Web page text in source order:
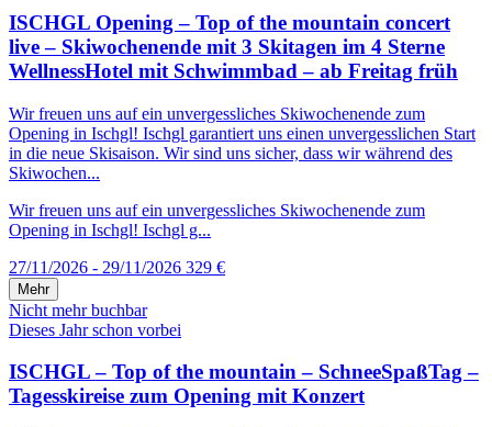
ISCHGL Opening – Top of the mountain concert
live – Skiwochenende mit 3 Skitagen im 4 Sterne
WellnessHotel mit Schwimmbad – ab Freitag früh
Wir freuen uns auf ein unvergessliches Skiwochenende zum
Opening in Ischgl! Ischgl garantiert uns einen unvergesslichen Start
in die neue Skisaison. Wir sind uns sicher, dass wir während des
Skiwochen...
Wir freuen uns auf ein unvergessliches Skiwochenende zum
Opening in Ischgl! Ischgl g...
27/11/2026 - 29/11/2026 329 €
Mehr
Nicht mehr buchbar
Dieses Jahr schon vorbei
ISCHGL – Top of the mountain – SchneeSpaßTag –
Tagesskireise zum Opening mit Konzert